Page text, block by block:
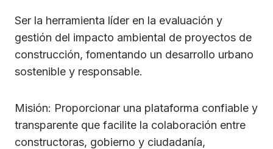
Ser la herramienta líder en la evaluación y
gestión del impacto ambiental de proyectos de
construcción, fomentando un desarrollo urbano
sostenible y responsable.
Misión: Proporcionar una plataforma confiable y
transparente que facilite la colaboración entre
constructoras, gobierno y ciudadanía,